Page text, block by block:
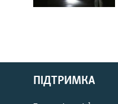
Русский
QırımtatarПІДТРИМКА